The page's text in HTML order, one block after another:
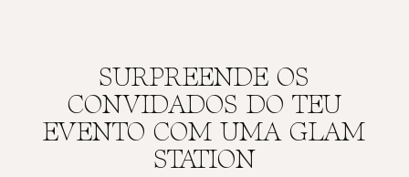
SURPREENDE OS
CONVIDADOS DO TEU
EVENTO COM UMA GLAM
STATION